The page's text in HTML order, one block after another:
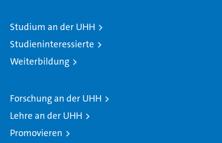
Studium an der UHH
Studieninteressierte
Weiterbildung
Forschung an der UHH
Lehre an der UHH
Promovieren